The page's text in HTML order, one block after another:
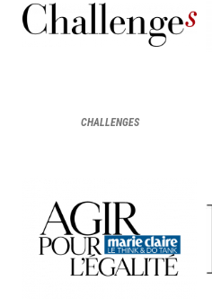
CHALLENGES